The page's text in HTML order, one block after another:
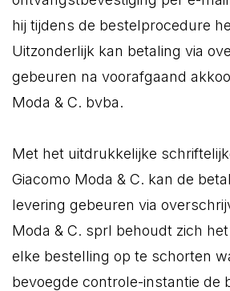
hij tijdens de bestelprocedure
Uitzonderlijk kan betaling via
gebeuren na voorafgaand
Moda & C. bvba.
Met het uitdrukkelijke
Giacomo Moda & C. kan de
levering gebeuren via
Moda & C. sprl behoudt zich
elke bestelling op te schorten
bevoegde controle-instantie de